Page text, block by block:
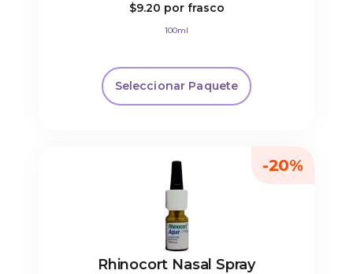
$9.20 por frasco
100ml
Seleccionar Paquete
Rhinocort Nasal Spray
-20%